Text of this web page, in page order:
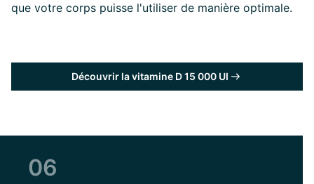
que votre corps puisse l'utiliser de manière optimale.
Découvrir la vitamine D 15 000 UI
06